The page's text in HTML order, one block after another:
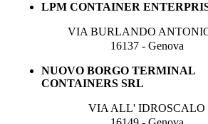
LPM CONTAINER
VIA BURLANDO
16137 - Genova
NUOVO BORGO TERMINAL
CONTAINERS SRL
VIA ALL' IDROSCALO